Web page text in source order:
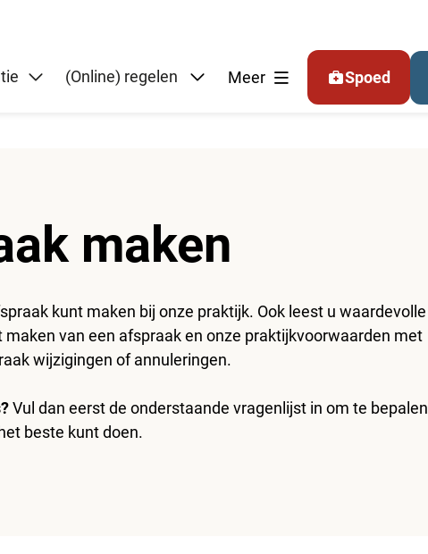
(Online) regelen Submenu: (Online) regelen
Meer Spoed
maken
kunt maken bij onze praktijk. Ook leest u waardevolle
van een afspraak en onze praktijkvoorwaarden met
wijzigingen of annuleringen.
Vul dan eerst de onderstaande vragenlijst in om te bepalen
beste kunt doen.